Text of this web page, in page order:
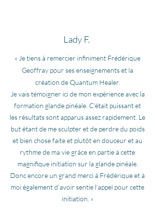
Lady F.
« Je tiens à remercier infiniment Frédérique
Geoffray pour ses enseignements et la
création de Quantum Healer.
Je vais témoigner ici de mon expérience avec la
formation glande pinéale. C’était puissant et
les résultats sont apparus assez rapidement. Le
but étant de me sculpter et de perdre du poids
et bien chose faite et plutôt en douceur et au
rythme de ma vie grâce en partie à cette
magnifique initiation sur la glande pinéale.
Donc encore un grand merci à Frédérique et à
moi également d’avoir sentie l’appel pour cette
initiation. »